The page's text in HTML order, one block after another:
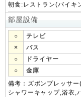
朝食:レストラン(バイ
部屋設備
○ テレビ
×
バス
○
ドライヤー
○
金庫
備考：ズボンプレッサ
シャワーキャップ,浴衣,